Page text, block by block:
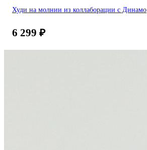
Худи на молнии из коллаборации с Динамо
6 299 ₽